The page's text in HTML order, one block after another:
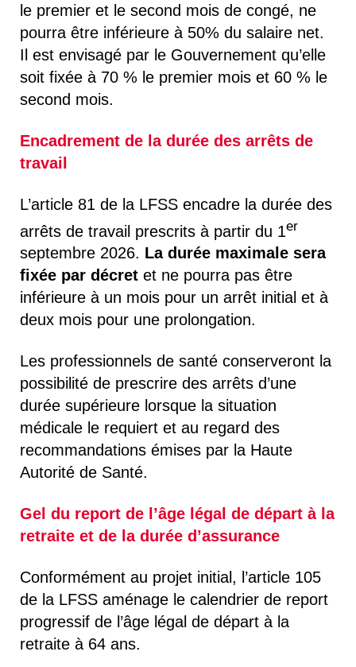
le premier et le second mois de congé, ne
pourra être inférieure à 50% du salaire net.
Il est envisagé par le Gouvernement qu’elle
soit fixée à 70 % le premier mois et 60 % le
second mois.
Encadrement de la durée des arrêts de
travail
L’article 81 de la LFSS encadre la durée des
arrêts de travail prescrits à partir du 1 er
septembre 2026. La durée maximale sera
fixée par décret et ne pourra pas être
inférieure à un mois pour un arrêt initial et à
deux mois pour une prolongation.
Les professionnels de santé conserveront la
possibilité de prescrire des arrêts d’une
durée supérieure lorsque la situation
médicale le requiert et au regard des
recommandations émises par la Haute
Autorité de Santé.
Gel du report de l’âge légal de départ à la
retraite et de la durée d’assurance
Conformément au projet initial, l’article 105
de la LFSS aménage le calendrier de report
progressif de l’âge légal de départ à la
retraite à 64 ans.